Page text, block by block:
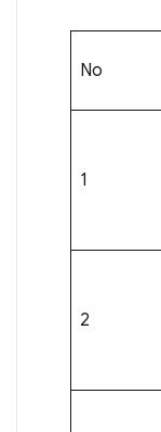
No
1
2